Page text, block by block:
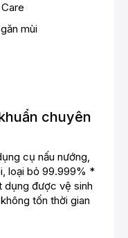
mùi
chuyên
cụ nấu nướng,
loại bỏ 99.999% *
dụng được vệ sinh
tốn thời gian